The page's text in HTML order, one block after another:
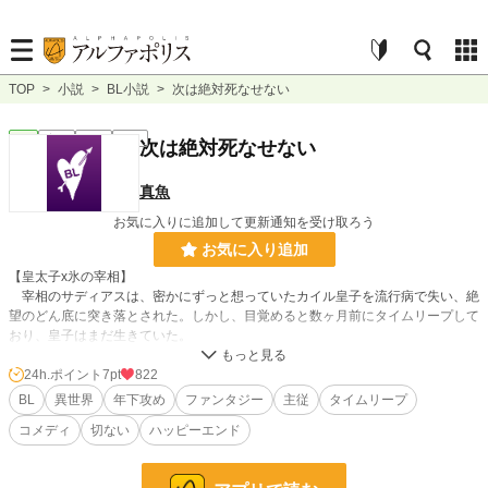
TOP > 小説 > BL小説 > 次は絶対死なせない
完結 短編 次は絶対死なせない
真魚
お気に入りに追加して更新通知を受け取ろう
お気に入り追加
【皇太子x氷の宰相】
宰相のサディアスは、密かにずっと想っていたカイル皇子を流行病で失い、絶
望のどん底に突き落とされた。しかし、目覚めると数ヶ月前にタイムリープして
おり、皇子はまだ生きていた。
次こそは絶対に皇子を死なせないようにと、サディアスは皇子と聖女との仲を
取り持とうとするが、カイルは聖女にまったく目もくれない。それどころかカイ
ルは、サディアスと聖女の関係にイラつき出して……
※ムーンライトノベルズにも掲載しています
38,895 位 / 228,957 件
24h.ポイント 7pt
822
BL
異世界 年下攻め ファンタジー 主従
タイムリープ
コメディ
切ない ハッピーエンド